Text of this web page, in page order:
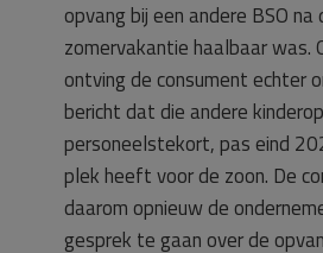
opvang bij een andere BSO na
zomervakantie haalbaar was.
ontving de consument echter
bericht dat die andere
personeelstekort, pas eind
plek heeft voor de zoon. De
daarom opnieuw de
gesprek te gaan over de